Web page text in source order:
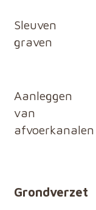
Sleuven
graven
Aanleggen
van
afvoerkanalen
Grondverzet